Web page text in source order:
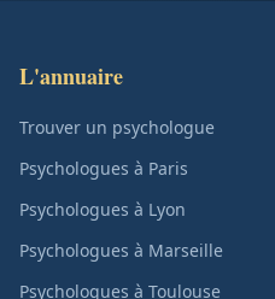
L'annuaire
Trouver un psychologue
Psychologues à Paris
Psychologues à Lyon
Psychologues à Marseille
Psychologues à Toulouse